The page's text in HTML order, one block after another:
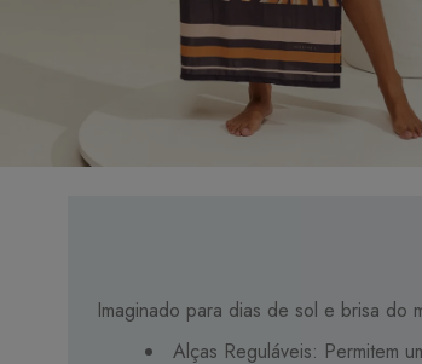
Imaginado para dias de sol e brisa
Alças Reguláveis: Permitem